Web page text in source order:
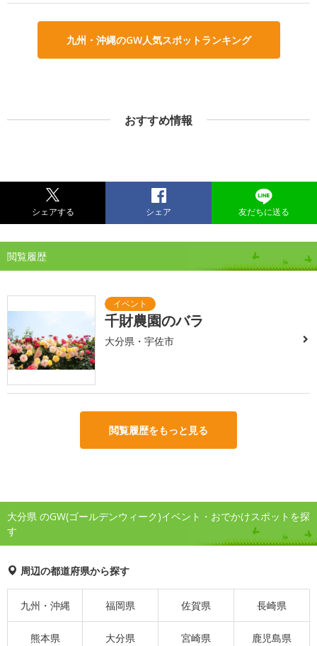
九州・沖縄のGW人気スポットランキング
おすすめ情報
シェアする シェア 友だちに送る
閲覧履歴
千財農園のバラ
大分県・宇佐市
閲覧履歴をもっと見る
大分県 のGW(ゴールデンウィーク)イベント・おでかけスポットを探
す
周辺の都道府県から探す
九州・沖縄 福岡県 佐賀県 長崎県
熊本県 大分県 宮崎県 鹿児島県